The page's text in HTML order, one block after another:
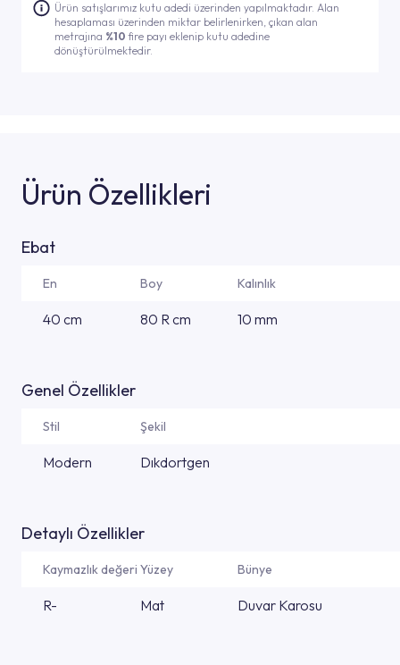
Ürün satışlarımız kutu adedi üzerinden yapılmaktadır. Alan
hesaplaması üzerinden miktar belirlenirken, çıkan alan
metrajına %10fire payı eklenip kutu adedine
dönüştürülmektedir.
Ürün Özellikleri
Ebat
En Boy Kalınlık
40 cm 80 R cm 10 mm
Genel Özellikler
Stil Şekil
Modern Dıkdortgen
Detaylı Özellikler
Kaymazlık değeri Yüzey Bünye
R- Mat Duvar Karosu